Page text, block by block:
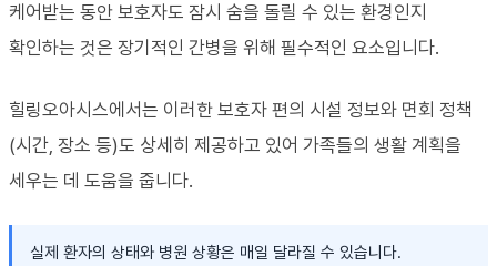
케어받는 동안 보호자도 잠시 숨을 돌릴 수 있는 환경인지
확인하는 것은 장기적인 간병을 위해 필수적인 요소입니다.
힐링오아시스에서는 이러한 보호자 편의 시설 정보와 면회 정책
(시간, 장소 등)도 상세히 제공하고 있어 가족들의 생활 계획을
세우는 데 도움을 줍니다.
실제 환자의 상태와 병원 상황은 매일 달라질 수 있습니다.